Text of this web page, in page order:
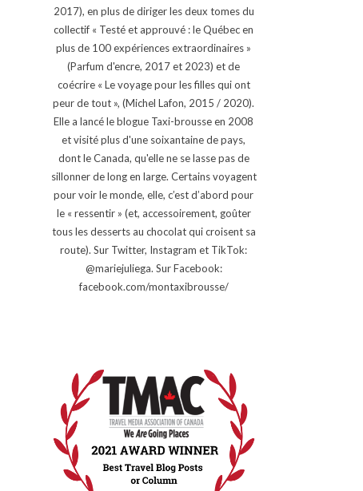
2017), en plus de diriger les deux tomes du
collectif « Testé et approuvé : le Québec en
plus de 100 expériences extraordinaires »
(Parfum d'encre, 2017 et 2023) et de
coécrire « Le voyage pour les filles qui ont
peur de tout », (Michel Lafon, 2015 / 2020).
Elle a lancé le blogue Taxi-brousse en 2008
et visité plus d'une soixantaine de pays,
dont le Canada, qu'elle ne se lasse pas de
sillonner de long en large. Certains voyagent
pour voir le monde, elle, c’est d’abord pour
le « ressentir » (et, accessoirement, goûter
tous les desserts au chocolat qui croisent sa
route). Sur Twitter, Instagram et TikTok:
@mariejuliega. Sur Facebook:
facebook.com/montaxibrousse/